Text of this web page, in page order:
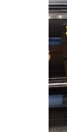
POLÍTICA